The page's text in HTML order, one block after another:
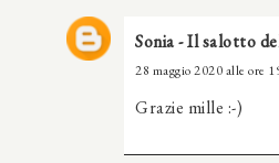
Sonia - Il salotto
28 maggio 2020 alle ore
Grazie mille :-)